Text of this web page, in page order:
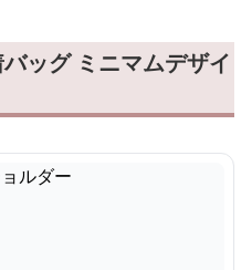
ッグ ミニマムデザイ